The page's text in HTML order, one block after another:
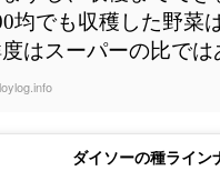
均でも収穫した野菜
はスーパーの比では
ダイソーの種ライン